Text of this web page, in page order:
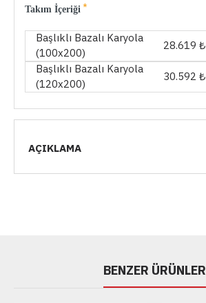
Takım İçeriği
Başlıklı Bazalı Karyola
(100x200)
28.619 ₺
Başlıklı Bazalı Karyola
(120x200)
30.592 ₺
AÇIKLAMA
BENZER ÜRÜNLER